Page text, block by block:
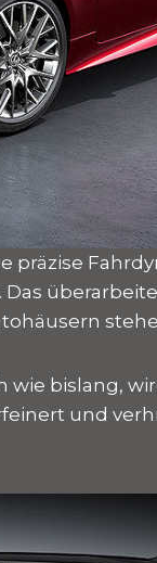
präzise
wie bislang,
und